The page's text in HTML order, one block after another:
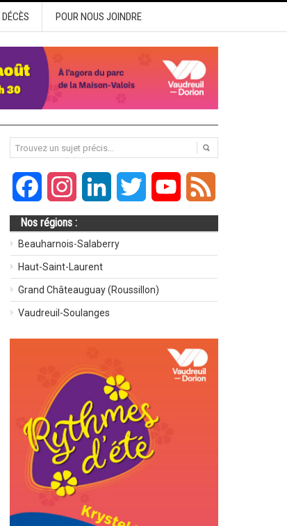
POUR NOUS JOINDRE
FacebookInstagramLinkedIn Twitter YouTube
Nos régions :
Beauharnois-Salaberry
Haut-Saint-Laurent
Grand Châteauguay (Roussillon)
Vaudreuil-Soulanges